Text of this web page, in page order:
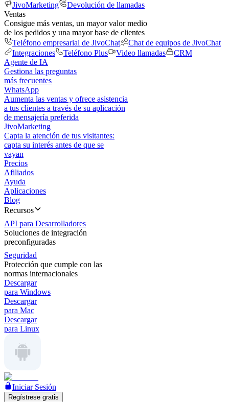
JivoMarketing
Devolución de llamadas
Ventas
Consigue más ventas, un mayor valor medio
de los pedidos y una mayor base de clientes
Teléfono empresarial de JivoChat
Chat de equipos de JivoChat
Integraciones
Teléfono Plus Video llamadas
CRM
Agente de IA
Gestiona las preguntas
más frecuentes
WhatsApp
Aumenta las ventas y ofrece asistencia
a tus clientes a través de su aplicación
de mensajería preferida
JivoMarketing
Capta la atención de tus visitantes:
capta su interés antes de que se
vayan
Precios
Afiliados
Ayuda
Aplicaciones
Blog
Recursos
API para Desarrolladores
Soluciones de integración
preconfiguradas
Seguridad
Protección que cumple con las
normas internacionales
Descargar
para Windows
Descargar
para Mac
Descargar
para Linux
Iniciar Sesión
Regístrese gratis